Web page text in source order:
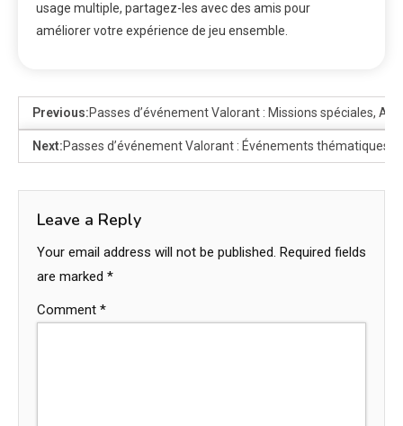
usage multiple, partagez-les avec des amis pour
améliorer votre expérience de jeu ensemble.
Previous:Passes d’événement Valorant : Missions spéciales,
Next:Passes d’événement Valorant : Événements thématiques,
Leave a Reply
Your email address will not be published. Required fields
are marked *
Comment *